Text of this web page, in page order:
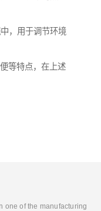
，用于调节环境
等特点，在上述
one of the manufacturing